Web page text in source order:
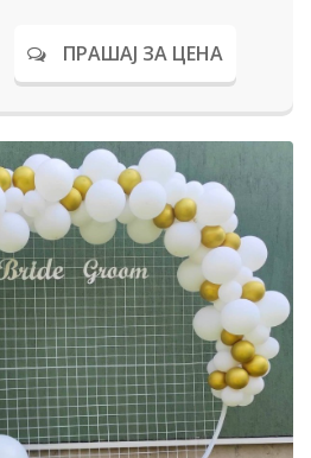
ПРАШАЈ ЗА ЦЕНА